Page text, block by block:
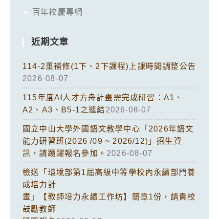
百年校慶專網
近期文章
114-2重補修(1下、2下課程)上課時間調整公告
2026-08-07
115年度AI人才方舟計畫需完成研習：A1、
A2、A3、B5-1之連結2026-08-07
國立中山大學外國語文教學中心「2026年語文
能力研習班(2026 /09 ~ 2026/12)」招生資
訊，請踴躍報名參加。 2026-08-07
檢送「環境部第1屆高級中等學校內永續部門養
成培力計
畫」【教師培力永續工作坊】簡章1份，請貴校
鼓勵教師